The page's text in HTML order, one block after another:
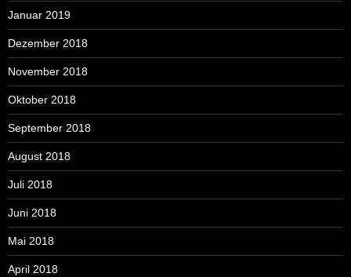
Januar 2019
Dezember 2018
November 2018
Oktober 2018
September 2018
August 2018
Juli 2018
Juni 2018
Mai 2018
April 2018